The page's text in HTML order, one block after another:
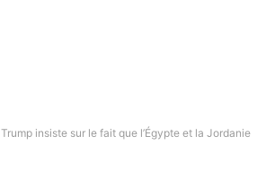
Trump insiste sur le fait que l’Égypte et la Jordanie